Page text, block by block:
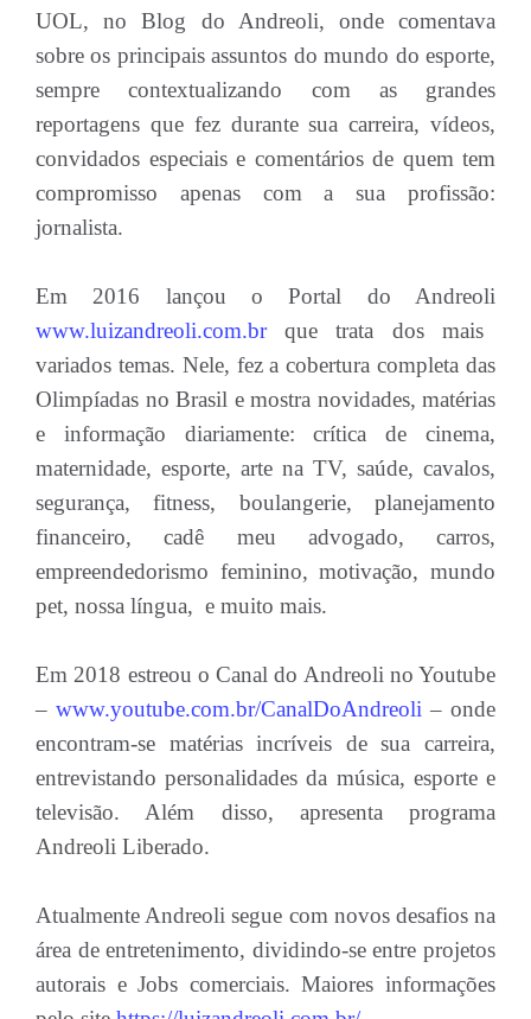
UOL, no Blog do Andreoli, onde comentava
sobre os principais assuntos do mundo do esporte,
sempre contextualizando com as grandes
reportagens que fez durante sua carreira, vídeos,
convidados especiais e comentários de quem tem
compromisso apenas com a sua profissão:
jornalista.
Em 2016 lançou o Portal do Andreoli
www.luizandreoli.com.brque trata dos mais
variados temas. Nele, fez a cobertura completa das
Olimpíadas no Brasil e mostra novidades, matérias
e informação diariamente: crítica de cinema,
maternidade, esporte, arte na TV, saúde, cavalos,
segurança, fitness, boulangerie, planejamento
financeiro, cadê meu advogado, carros,
empreendedorismo feminino, motivação, mundo
pet, nossa língua, e muito mais.
Em 2018 estreou o Canal do Andreoli no Youtube
– www.youtube.com.br/CanalDoAndreoli – onde
encontram-se matérias incríveis de sua carreira,
entrevistando personalidades da música, esporte e
televisão. Além disso, apresenta programa
Andreoli Liberado.
Atualmente Andreoli segue com novos desafios na
área de entretenimento, dividindo-se entre projetos
autorais e Jobs comerciais. Maiores informações